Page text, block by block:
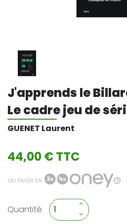
J'apprends le
Le cadre jeu de
GUENET Laurent
44,00 € TTC
OU PAYER EN
Quantité